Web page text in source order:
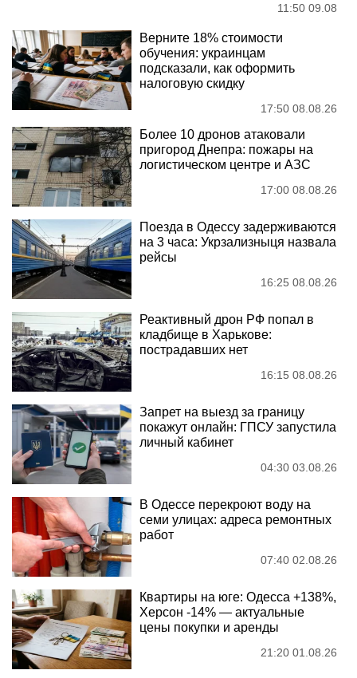
11:50 09.08
Верните 18% стоимости
обучения: украинцам
подсказали, как оформить
налоговую скидку
17:50 08.08.26
Более 10 дронов атаковали
пригород Днепра: пожары на
логистическом центре и АЗС
17:00 08.08.26
Поезда в Одессу задерживаются
на 3 часа: Укрзализныця назвала
рейсы
16:25 08.08.26
Реактивный дрон РФ попал в
кладбище в Харькове:
пострадавших нет
16:15 08.08.26
Запрет на выезд за границу
покажут онлайн: ГПСУ запустила
личный кабинет
04:30 03.08.26
В Одессе перекроют воду на
семи улицах: адреса ремонтных
работ
07:40 02.08.26
Квартиры на юге: Одесса +138%,
Херсон -14% — актуальные
цены покупки и аренды
21:20 01.08.26